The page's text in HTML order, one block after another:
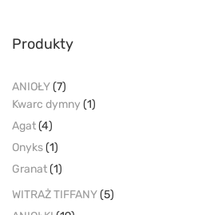
Produkty
ANIOŁY(7)
Kwarc dymny (1)
Agat(4)
Onyks(1)
Granat(1)
WITRAŻ TIFFANY(5)